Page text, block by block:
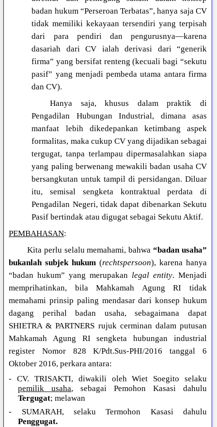
badan hukum “Perseroan Terbatas”, hanya saja CV
tidak memiliki kekayaan tersendiri yang terpisah
dari para pendiri dan pengurusnya—karena
dasariah dari CV ialah derivasi dari “generik
firma” yang bersifat renteng (kecuali bagi “sekutu
pasif” yang menjadi pembeda utama antara firma
dan CV).
Hanya saja, khusus dalam praktik di
Pengadilan Hubungan Industrial, dimana asas
manfaat lebih dikedepankan ketimbang aspek
formalitas, maka cukup CV yang dijadikan sebagai
tergugat, tanpa terlampau dipermasalahkan siapa
yang paling berwenang mewakili badan usaha CV
bersangkutan untuk tampil di persidangan. Diluar
itu, semisal sengketa kontraktual perdata di
Pengadilan Negeri, tidak dapat dibenarkan Sekutu
Pasif bertindak atau digugat sebagai Sekutu Aktif.
PEMBAHASAN:
Kita perlu selalu memahami, bahwa“badan usaha”
bukanlah subjek hukum (rechtspersoon), karena hanya
“badan hukum” yang merupakan legal entity. Menjadi
memprihatinkan, bila Mahkamah Agung RI tidak
memahami prinsip paling mendasar dari konsep hukum
dagang perihal badan usaha, sebagaimana dapat
SHIETRA & PARTNERS rujuk cerminan dalam putusan
Mahkamah Agung RI sengketa hubungan industrial
register Nomor 828 K/Pdt.Sus-PHI/2016 tanggal 6
Oktober 2016, perkara antara:
- CV. TRISAKTI, diwakili oleh Wiet Soegito selaku
pemilik usaha, sebagai Pemohon Kasasi dahulu
Tergugat; melawan
- SUMARAH, selaku Termohon Kasasi dahulu
Penggugat.